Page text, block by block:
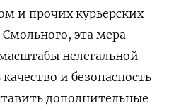
и прочих курьерских
эта мера
нелегальной
и безопасность
дополнительные